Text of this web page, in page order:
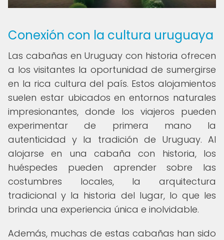
Conexión con la cultura uruguaya
Las cabañas en Uruguay con historia ofrecen
a los visitantes la oportunidad de sumergirse
en la rica cultura del país. Estos alojamientos
suelen estar ubicados en entornos naturales
impresionantes, donde los viajeros pueden
experimentar de primera mano la
autenticidad y la tradición de Uruguay. Al
alojarse en una cabaña con historia, los
huéspedes pueden aprender sobre las
costumbres locales, la arquitectura
tradicional y la historia del lugar, lo que les
brinda una experiencia única e inolvidable.
Además, muchas de estas cabañas han sido